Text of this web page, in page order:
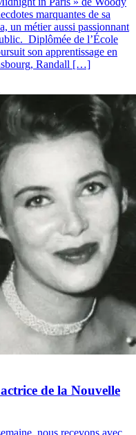
marquantes de sa
un métier aussi passionnant
Diplômée de l’École
son apprentissage en
Randall […]
de la Nouvelle
nous recevons avec